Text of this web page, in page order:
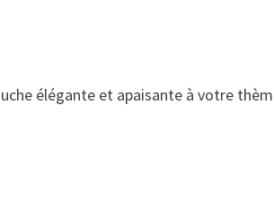
élégante et apaisante à votre